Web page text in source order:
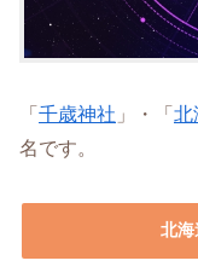
「 千歳神社 」・「 北
名です。
北海